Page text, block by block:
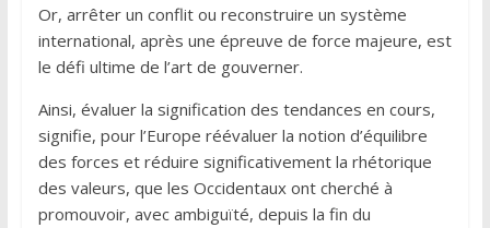
Or, arrêter un conflit ou reconstruire un système
international, après une épreuve de force majeure, est
le défi ultime de l’art de gouverner.
Ainsi, évaluer la signification des tendances en cours,
signifie, pour l’Europe réévaluer la notion d’équilibre
des forces et réduire significativement la rhétorique
des valeurs, que les Occidentaux ont cherché à
promouvoir, avec ambiguïté, depuis la fin du